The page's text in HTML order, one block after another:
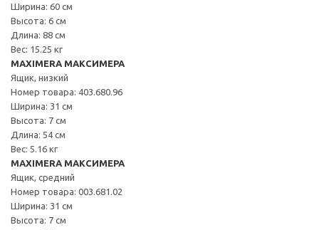
Ширина: 60 см
Высота: 6 см
Длина: 88 см
Вес: 15.25 кг
MAXIMERA МАКСИМЕРА
Ящик, низкий
Номер товара: 403.680.96
Ширина: 31 см
Высота: 7 см
Длина: 54 см
Вес: 5.16 кг
MAXIMERA МАКСИМЕРА
Ящик, средний
Номер товара: 003.681.02
Ширина: 31 см
Высота: 7 см